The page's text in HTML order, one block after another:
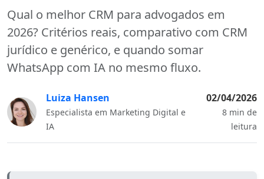
Qual o melhor CRM para advogados em
2026? Critérios reais, comparativo com CRM
jurídico e genérico, e quando somar
WhatsApp com IA no mesmo fluxo.
Luiza Hansen
Especialista em Marketing Digital e
IA
02/04/2026
8 min de
leitura